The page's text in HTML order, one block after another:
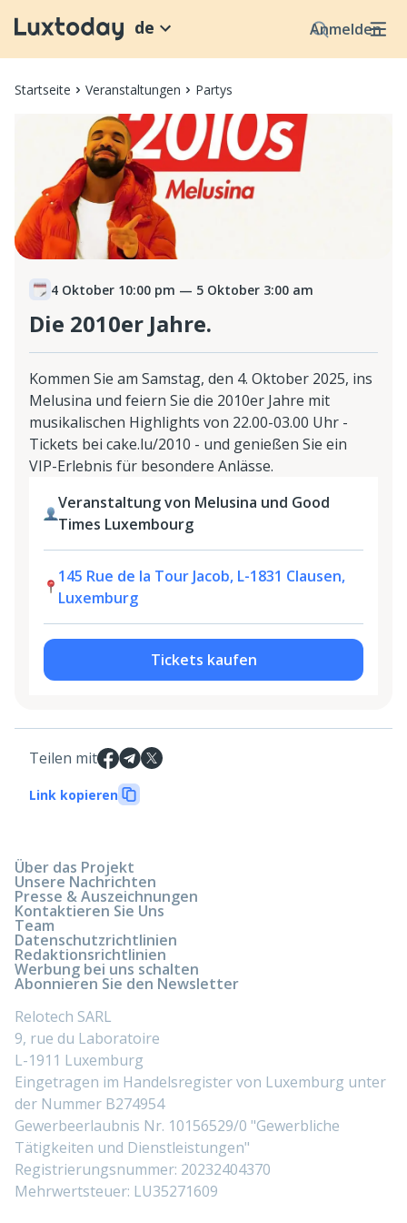
Anmelden
de
Startseite Veranstaltungen Partys
4 Oktober 10:00 pm — 5 Oktober 3:00 am
Die 2010er Jahre.
Kommen Sie am Samstag, den 4. Oktober 2025, ins
Melusina und feiern Sie die 2010er Jahre mit
musikalischen Highlights von 22.00-03.00 Uhr -
Tickets bei cake.lu/2010 - und genießen Sie ein
VIP-Erlebnis für besondere Anlässe.
Veranstaltung von Melusina und Good
Times Luxembourg
145 Rue de la Tour Jacob, L-1831 Clausen,
Luxemburg
Tickets kaufen
Teilen mit
Link kopieren
Über das Projekt
Unsere Nachrichten
Presse & Auszeichnungen
Kontaktieren Sie Uns
Team
Datenschutzrichtlinien
Redaktionsrichtlinien
Werbung bei uns schalten
Abonnieren Sie den Newsletter
Relotech SARL
9, rue du Laboratoire
L-1911 Luxemburg
Eingetragen im Handelsregister von Luxemburg unter
der Nummer B274954
Gewerbeerlaubnis Nr. 10156529/0 "Gewerbliche
Tätigkeiten und Dienstleistungen"
Registrierungsnummer: 20232404370
Mehrwertsteuer: LU35271609